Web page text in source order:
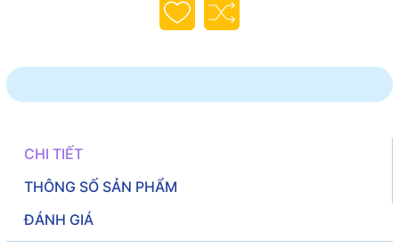
CHI TIẾT
THÔNG SỐ SẢN PHẨM
ĐÁNH GIÁ